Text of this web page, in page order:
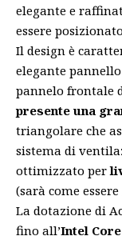
elegante e
essere
Il design è
elegante
pannelo frontale
presente una
triangolare che
sistema di
ottimizzato per
(sarà come
La dotazione di
fino all’Intel